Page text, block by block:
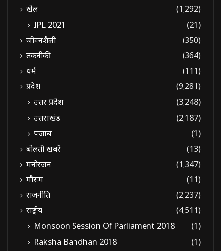
खेल
(1,292)
IPL 2021 (21)
जीवनशैली
(350)
तकनीकी
(364)
धर्म
(111)
प्रदेश
(9,281)
उत्तर प्रदेश
(3,248)
उत्तराखंड
(2,187)
पंजाब
(1)
बोलती खबरें
(13)
मनोरंजन
(1,347)
मौसम
(11)
राजनीति
(2,237)
राष्ट्रीय
(4,511)
Monsoon Session Of Parliament 2018
(1)
Raksha Bandhan 2018
(1)